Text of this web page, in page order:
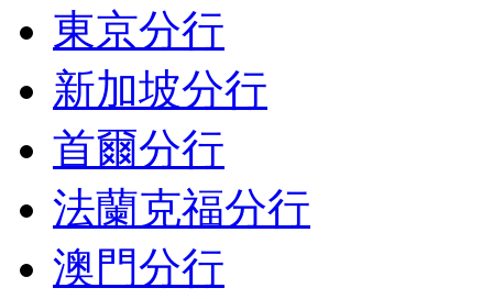
東京分行
新加坡分行
首爾分行
法蘭克福分行
澳門分行